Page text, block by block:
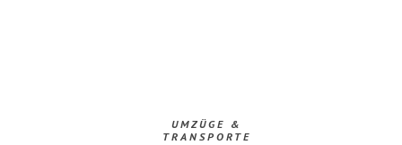
UMZÜGE &
TRANSPORTE